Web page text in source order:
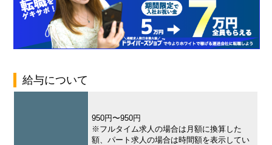
給与について
950円〜950円
※フルタイム求人の場合は月額に換算した
額、パート求人の場合は時間額を表示してい